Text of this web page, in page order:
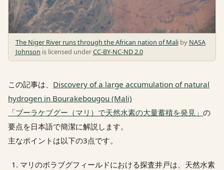
The Niger River runs through the African nation of Maliby NASA
Johnson is licensed underCC-BY-NC-ND 2.0
この記事は、 Discovery of a large accumulation of natural
hydrogen in Bourakebougou (Mali)
「ブーラケブグー（マリ）で天然水素の大量蓄積を発見」 の
要点を日本語で簡潔に解説します。
主なポイントは以下の3点です。
マリのボラブグフィールドにおける探査井戸は、天然水素